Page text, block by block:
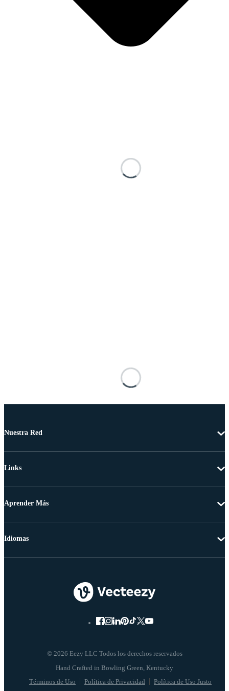
Nuestra Red
Links
Aprender Más
© 2026 Eezy LLC Todos los derechos reservados
Términos de Uso Política de Privacidad Política de Uso Justo
Idiomas